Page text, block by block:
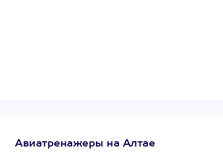
Авиатренажеры на Алтае